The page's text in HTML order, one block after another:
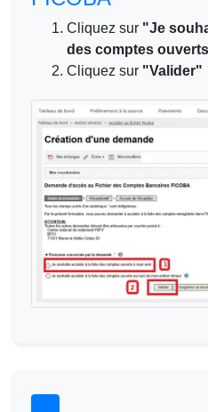
Cliquez sur "Je
des comptes
Cliquez sur "Valider"